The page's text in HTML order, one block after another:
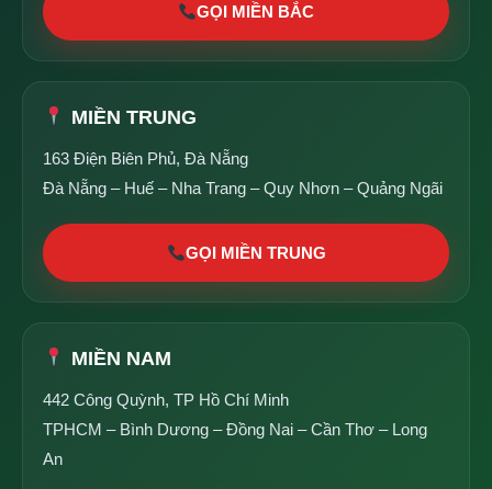
GỌI MIỀN BẮC
MIỀN TRUNG
163 Điện Biên Phủ, Đà Nẵng
Đà Nẵng – Huế – Nha Trang – Quy Nhơn – Quảng Ngãi
GỌI MIỀN TRUNG
MIỀN NAM
442 Công Quỳnh, TP Hồ Chí Minh
TPHCM – Bình Dương – Đồng Nai – Cần Thơ – Long
An